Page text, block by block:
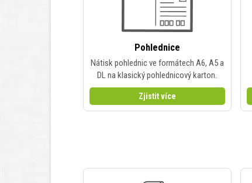
Pohlednice
Nátisk pohlednic ve formátech A6, A5 a
DL na klasický pohlednicový karton.
Zjistit více